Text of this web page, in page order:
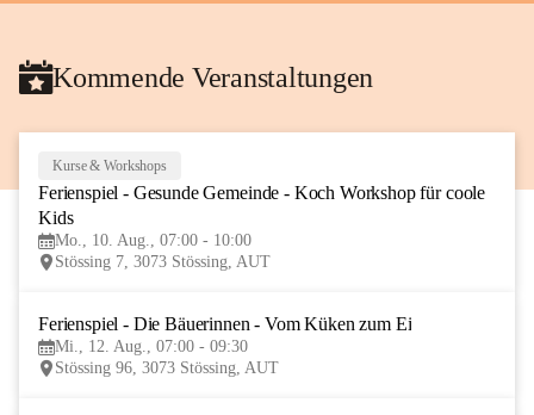
Kommende Veranstaltungen
AUG
Kurse & Workshops
Ferienspiel - Gesunde Gemeinde - Koch Workshop für coole
Kids
Mo., 10. Aug., 07:00 - 10:00
Stössing 7, 3073 Stössing, AUT
Ferienspiel - Die Bäuerinnen - Vom Küken zum Ei
Mi., 12. Aug., 07:00 - 09:30
Stössing 96, 3073 Stössing, AUT